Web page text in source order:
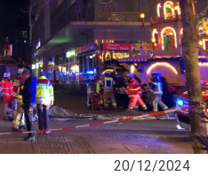
20/12/2024